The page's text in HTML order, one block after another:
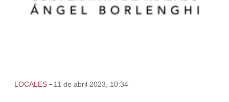
LOCALES - 11 de abril 2023, 10:34